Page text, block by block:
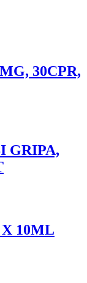
30CPR,
GRIPA,
10ML